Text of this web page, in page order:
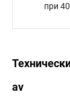
при
av